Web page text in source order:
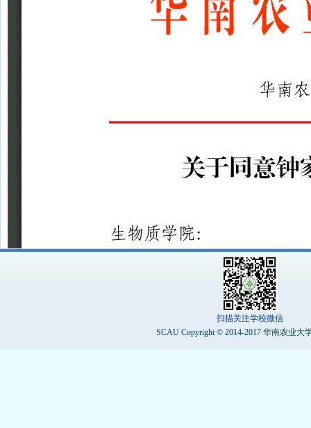
扫描关注学校微信
SCAU Copyright © 2014-2017 华南农业大